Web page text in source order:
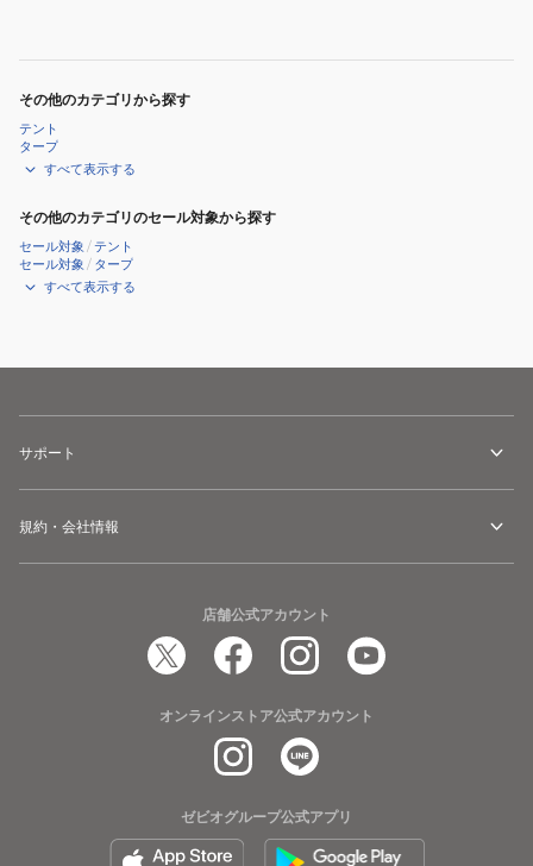
その他のカテゴリから探す
テント
タープ
すべて表示する
その他のカテゴリのセール対象から探す
セール対象 /テント
セール対象 / タープ
すべて表示する
サポート
規約・会社情報
店舗公式アカウント
オンラインストア公式アカウント
ゼビオグループ公式アプリ